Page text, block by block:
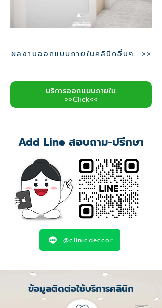
ผลงานออกแบบภายในคลินิกอื่นๆ...>>
บริการออกแบบภายใน
>>Click<<
Add Line สอบถาม-ปรึกษา
@clinicdeccor
ข้อมูลติดต่อใช้บริการคลินิก